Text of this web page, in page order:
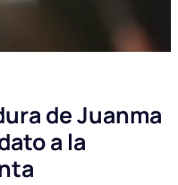
de Juanma
a la